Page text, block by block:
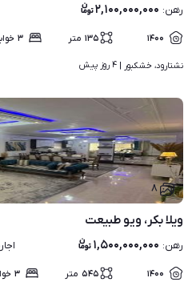
رهن: ۲,۱۰۰,۰۰۰,۰۰۰
۱۴۰۰ ۱۳۵ متر ۳
نشتارود، خشکبور | ۴ روز پیش
۸
ویلا بکر، ویو طبیعت
رهن: ۱,۵۰۰,۰۰۰,۰۰۰
۱۴۰۰ ۵۴۵ متر ۳